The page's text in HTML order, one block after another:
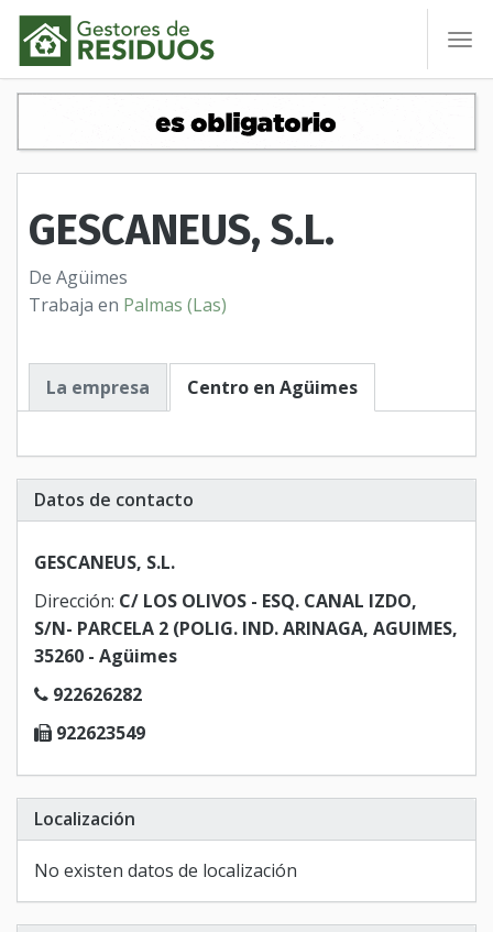
GESCANEUS, S.L.
De Agüimes
Trabaja en Palmas (Las)
La empresa Centro en Agüimes
Datos de contacto
GESCANEUS, S.L.
Dirección: C/ LOS OLIVOS - ESQ. CANAL IZDO,
S/N- PARCELA 2 (POLIG. IND. ARINAGA, AGUIMES,
35260 - Agüimes
922626282
922623549
Localización
No existen datos de localización